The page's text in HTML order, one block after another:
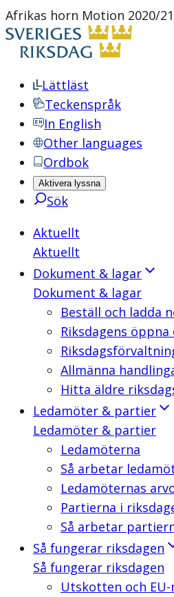
Afrikas horn Motion 2020/
Lättläst
Teckenspråk
In English
Other languages
Ordbok
Aktivera lyssna
Sök
Aktuellt
Aktuellt
Dokument & lagar
Dokument & lagar
Beställ och ladda
Riksdagens öppna
Allmänna
Hitta äldre
Ledamöter & partier
Ledamöter & partier
Ledamöterna
Så arbetar
Ledamöternas
Partierna i
Så arbetar
Så fungerar riksdagen
Så fungerar riksdagen
Utskotten och